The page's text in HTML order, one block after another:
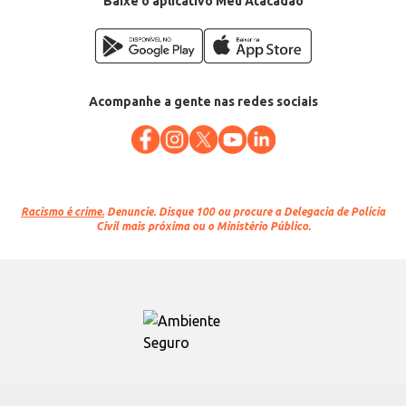
Acompanhe a gente nas redes sociais
Racismo é crime. Denuncie. Disque 100 ou procure a Delegacia de Polícia
Civil mais próxima ou o Ministério Público.